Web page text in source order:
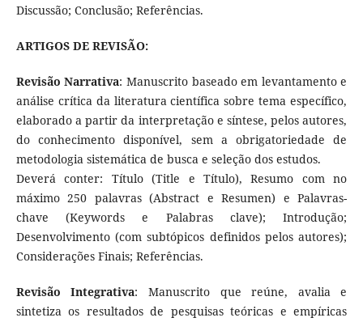
Discussão; Conclusão; Referências.
ARTIGOS DE REVISÃO:
Revisão Narrativa: Manuscrito baseado em levantamento e
análise crítica da literatura científica sobre tema específico,
elaborado a partir da interpretação e síntese, pelos autores,
do conhecimento disponível, sem a obrigatoriedade de
metodologia sistemática de busca e seleção dos estudos.
Deverá conter: Título (Title e Título), Resumo com no
máximo 250 palavras (Abstract e Resumen) e Palavras-
chave (Keywords e Palabras clave); Introdução;
Desenvolvimento (com subtópicos definidos pelos autores);
Considerações Finais; Referências.
Revisão Integrativa: Manuscrito que reúne, avalia e
sintetiza os resultados de pesquisas teóricas e empíricas